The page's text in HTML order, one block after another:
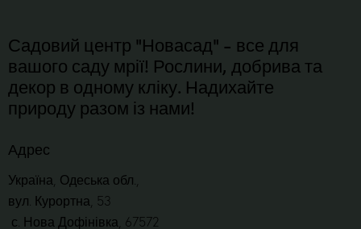
Садовий центр "Новасад" - все для
вашого саду мрії! Рослини, добрива та
декор в одному кліку. Надихайте
природу разом із нами!
Адрес
Україна, Одеська обл.,
вул. Курортна, 53
с. Нова Дофінівка, 67572